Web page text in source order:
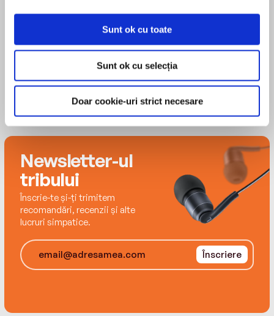
Sunt ok cu toate
Sunt ok cu selecția
Doar cookie-uri strict necesare
fericire. Căci așa s-a încercat de mii de ani, de
la Aristotel la Nietzsche, de la Seneca la
Foucault, și, în sfârșit, așa o scrie nouă Cristian
Copyright © Editura Trei, 2021 pentru prezenta
ISBN 9786064017390
Newsletter-ul
tribului
Înscrie-te și-ți trimitem
recomandări, recenzii și alte
lucruri simpatice.
Înscriere